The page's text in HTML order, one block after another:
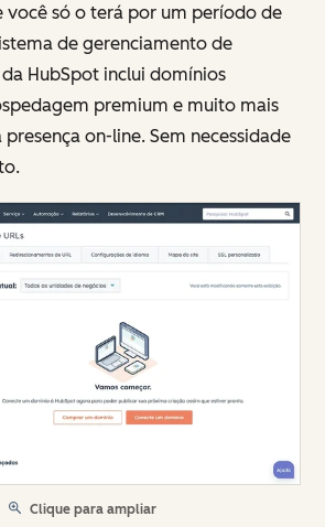
você só o terá por um período de
de gerenciamento de
HubSpot inclui domínios
premium e muito mais
on-line. Sem necessidade
Clique para ampliar